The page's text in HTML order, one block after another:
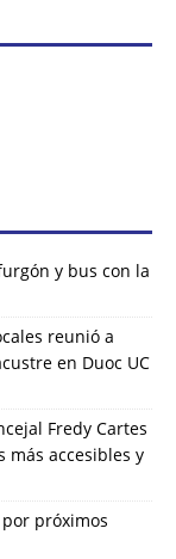
y bus con la
reunió a
en Duoc UC
Fredy Cartes
más accesibles y
próximos